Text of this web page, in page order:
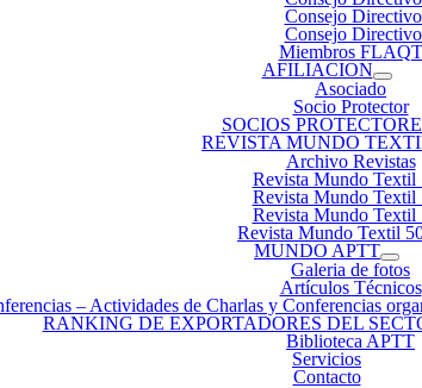
Consejo
Consejo
Miembros FLAQT
AFILIACION
Asociado
Socio Protector
SOCIOS
REVISTA MUNDO
Archivo Revistas
Revista Mundo Textil
Revista Mundo Textil
Revista Mundo Textil
Revista Mundo Textil
MUNDO APTT
Galeria de fotos
Artículos Técnicos
– Actividades de Charlas y Conferencias
RANKING DE EXPORTADORES DEL
Biblioteca APTT
Servicios
Contacto